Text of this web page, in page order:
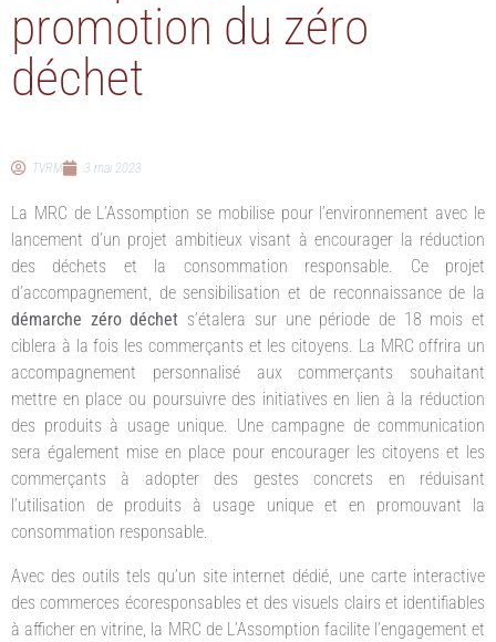
promotion du zéro
déchet
TVRM 3 mai 2023
La MRC de L’Assomption se mobilise pour l’environnement avec le
lancement d’un projet ambitieux visant à encourager la réduction
des déchets et la consommation responsable. Ce projet
d’accompagnement, de sensibilisation et de reconnaissance de la
démarche zéro déchet s’étalera sur une période de 18 mois et
ciblera à la fois les commerçants et les citoyens. La MRC offrira un
accompagnement personnalisé aux commerçants souhaitant
mettre en place ou poursuivre des initiatives en lien à la réduction
des produits à usage unique. Une campagne de communication
sera également mise en place pour encourager les citoyens et les
commerçants à adopter des gestes concrets en réduisant
l’utilisation de produits à usage unique et en promouvant la
consommation responsable.
Avec des outils tels qu’un site internet dédié, une carte interactive
des commerces écoresponsables et des visuels clairs et identifiables
à afficher en vitrine, la MRC de L’Assomption facilite l’engagement et